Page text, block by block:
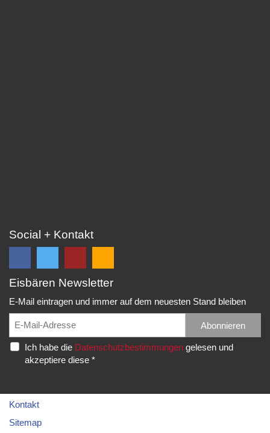
Social + Kontakt
Folge
auf
Facebook
und
erhalte
die
Folge
auf
Twitter
und
erhalte
die
EC
Eppelheim
Rudolf-
Diesel-
Str.
Eppelheim
Falls
unsere
Spielberichte,
etc.
Eisbären Newsletter
E-Mail eintragen und immer auf dem neuesten Stand bleiben
Abonnieren
Ich habe die Datenschutzbestimmungengelesen und
akzeptiere diese *
Kontakt
Sitemap